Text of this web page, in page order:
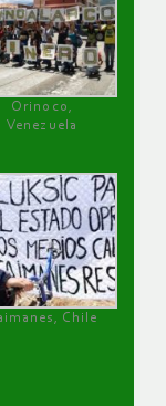
Orinoco,
Venezuela
Chile